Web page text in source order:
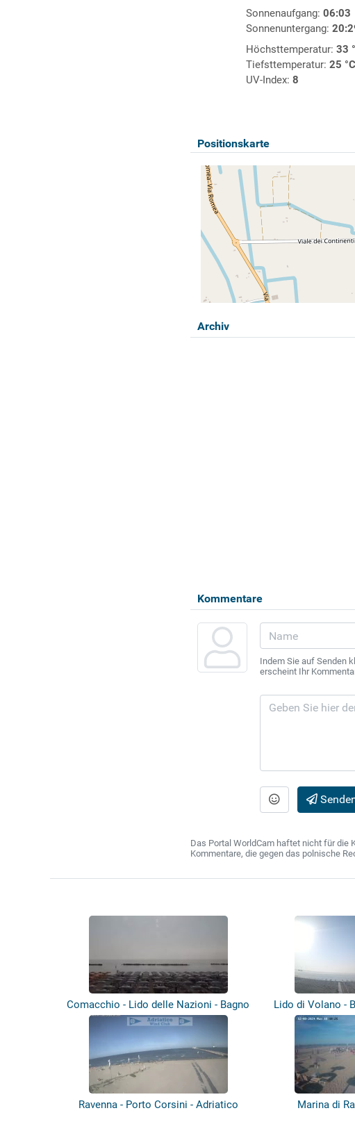
Sonnenaufgang: 06:03
Sonnenuntergang:
Höchsttemperatur: 33
Tiefsttemperatur: 25
UV-Index: 8
Positionskarte
Archiv
Kommentare
Indem Sie auf Senden
erscheint Ihr
Das Portal WorldCam haftet nicht für die
Kommentare, die gegen das polnische
Comacchio - Lido delle Nazioni - Bagno
C...
Lido di Volano -
Ravenna - Porto Corsini - Adriatico
Marina di